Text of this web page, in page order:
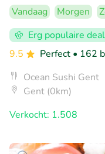
Vandaag Morgen
Erg populaire deal
9.5
Perfect • 162
Ocean Sushi Gent
Gent (0km)
Verkocht: 1.508